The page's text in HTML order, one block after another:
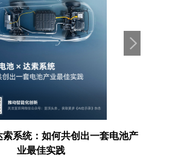
索系统：如何共创出一套电池产
业最佳实践